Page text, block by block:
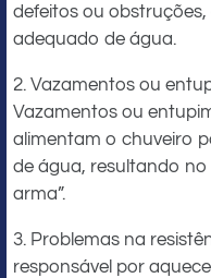
defeitos ou
adequado de água.
2. Vazamentos ou
Vazamentos ou
alimentam o chuveiro
de água, resultando
arma”.
3. Problemas na
responsável por